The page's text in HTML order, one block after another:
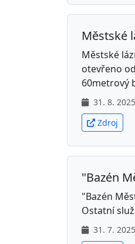
Městské
Městské
otevřeno
60metrový
31. 8. 2025
Zdroj
"Bazén
"Bazén
Ostatní
31. 7. 2025